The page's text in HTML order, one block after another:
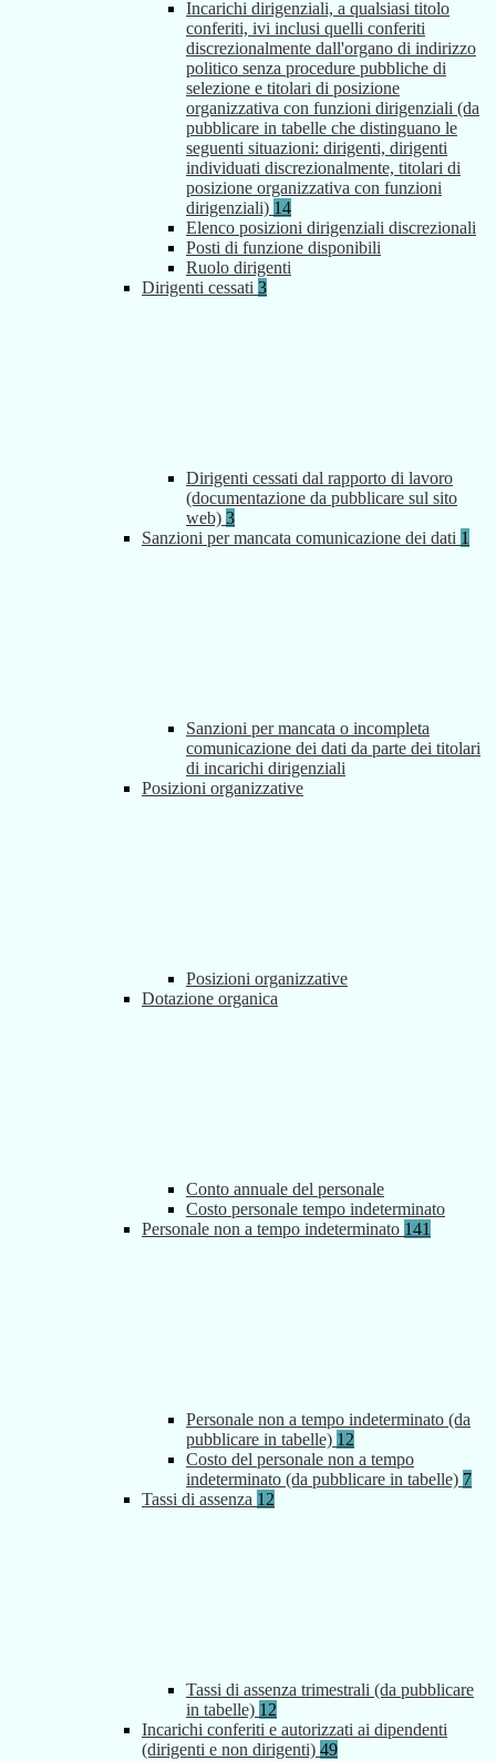
Incarichi dirigenziali, a qualsiasi titolo
conferiti, ivi inclusi quelli conferiti
discrezionalmente dall'organo di indirizzo
politico senza procedure pubbliche di
selezione e titolari di posizione
organizzativa con funzioni dirigenziali (da
pubblicare in tabelle che distinguano le
seguenti situazioni: dirigenti, dirigenti
individuati discrezionalmente, titolari di
posizione organizzativa con funzioni
dirigenziali) 14
Elenco posizioni dirigenziali discrezionali
Posti di funzione disponibili
Ruolo dirigenti
Dirigenti cessati 3
Dirigenti cessati dal rapporto di lavoro
(documentazione da pubblicare sul sito
web) 3
Sanzioni per mancata comunicazione dei dati 1
Sanzioni per mancata o incompleta
comunicazione dei dati da parte dei titolari
di incarichi dirigenziali
Posizioni organizzative
Posizioni organizzative
Dotazione organica
Conto annuale del personale
Costo personale tempo indeterminato
Personale non a tempo indeterminato 141
Personale non a tempo indeterminato (da
pubblicare in tabelle) 12
Costo del personale non a tempo
indeterminato (da pubblicare in tabelle) 7
Tassi di assenza 12
Tassi di assenza trimestrali (da pubblicare
in tabelle) 12
Incarichi conferiti e autorizzati ai dipendenti
(dirigenti e non dirigenti) 49